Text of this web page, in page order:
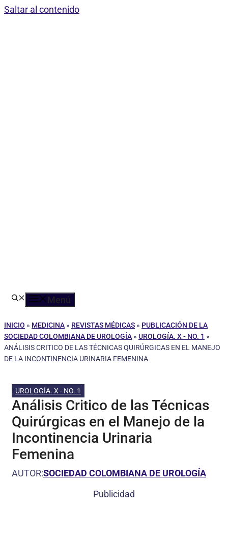
Saltar al contenido
Menú
INICIO » MEDICINA » REVISTAS MÉDICAS » PUBLICACIÓN DE LA
SOCIEDAD COLOMBIANA DE UROLOGÍA » UROLOGÍA. X - NO. 1 »
ANÁLISIS CRITICO DE LAS TÉCNICAS QUIRÚRGICAS EN EL MANEJO
DE LA INCONTINENCIA URINARIA FEMENINA
UROLOGÍA. X - NO. 1
Análisis Critico de las Técnicas
Quirúrgicas en el Manejo de la
Incontinencia Urinaria
Femenina
AUTOR:SOCIEDAD COLOMBIANA DE UROLOGÍA
Publicidad